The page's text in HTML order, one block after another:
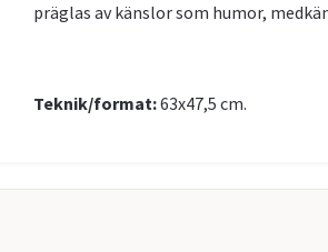
präglas av känslor som humor,
Teknik/format:63x47,5 cm.